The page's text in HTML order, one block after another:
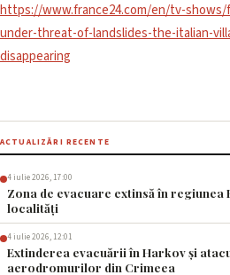
https://www.france24.com/en/tv-shows/
under-threat-of-landslides-the-italian-
disappearing
ACTUALIZĂRI RECENTE
4 iulie 2026, 17:00
Zona de evacuare extinsă în regiunea
localități
4 iulie 2026, 12:01
Extinderea evacuării în Harkov și
aerodromurilor din Crimeea